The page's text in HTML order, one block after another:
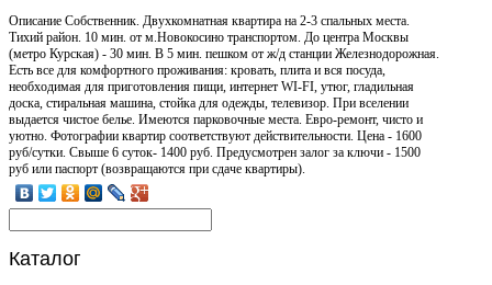
Описание Собственник. Двухкомнатная квартира на 2-3 спальных места.
Тихий район. 10 мин. от м.Новокосино транспортом. До центра Москвы
(метро Курская) - 30 мин. В 5 мин. пешком от ж/д станции Железнодорожная.
Есть все для комфортного проживания: кровать, плита и вся посуда,
необходимая для приготовления пищи, интернет WI-FI, утюг, гладильная
доска, стиральная машина, стойка для одежды, телевизор. При вселении
выдается чистое белье. Имеются парковочные места. Евро-ремонт, чисто и
уютно. Фотографии квартир соответствуют действительности. Цена - 1600
руб/сутки. Свыше 6 суток- 1400 руб. Предусмотрен залог за ключи - 1500
руб или паспорт (возвращаются при сдаче квартиры).
Каталог